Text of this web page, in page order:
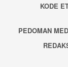
KODE
PEDOMAN